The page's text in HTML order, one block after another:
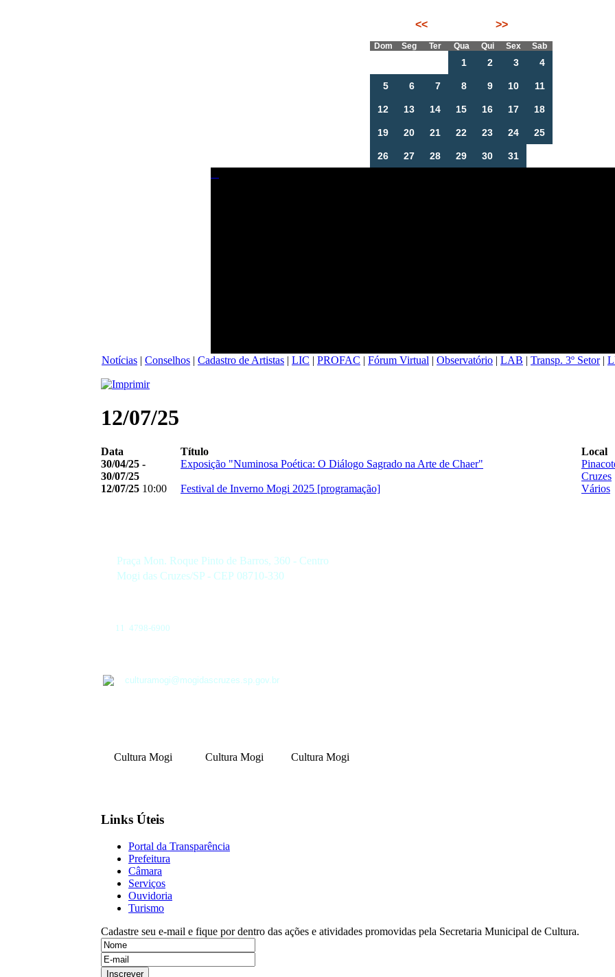
<< >>
Dom Seg Ter Qua Qui Sex Sab
1 2 3 4
5 6 7 8 9 10 11
12 13 14 15 16 17 18
19 20 21 22 23 24 25
26 27 28 29 30 31
Notícias | Conselhos | Cadastro de Artistas | LIC | PROFAC | Fórum Virtual | Observatório | LAB | Transp. 3º Setor|
12/07/25
Data Título Local
30/04/25 -
30/07/25
Exposição "Numinosa Poética: O Diálogo Sagrado na Arte de Chaer"
Cruzes
12/07/25 10:00 Festival de Inverno Mogi 2025 [programação] Vários
Praça Mon. Roque Pinto de Barros, 360 - Centro
Mogi das Cruzes/SP - CEP 08710-330
11 4798-6900
culturamogi@mogidascruzes.sp.gov.br
Cultura Mogi Cultura Mogi Cultura Mogi
Links Úteis
Portal da Transparência
Prefeitura
Câmara
Serviços
Ouvidoria
Turismo
Cadastre seu e-mail e fique por dentro das ações e atividades promovidas pela Secretaria Municipal de Cultura.